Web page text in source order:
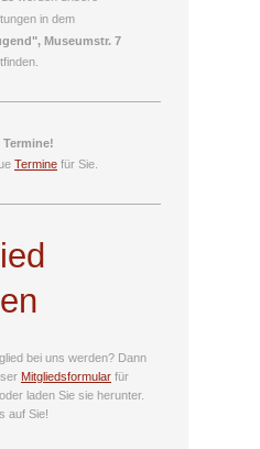
in dem
Museumstr. 7
Termine für Sie.
bei uns werden? Dann
Mitgliedsformular für
laden Sie sie herunter.
auf Sie!